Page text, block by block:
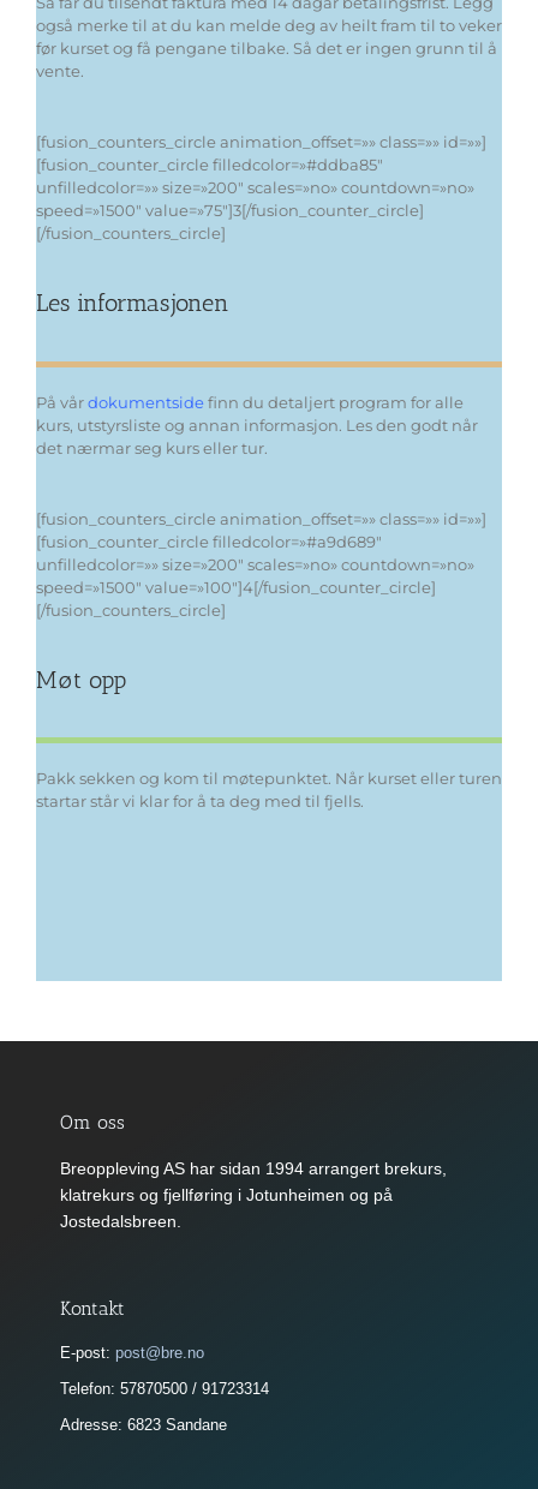
også merke til at du kan melde deg av heilt fram til to veker
før kurset og få pengane tilbake. Så det er ingen grunn til å
vente.
[fusion_counters_circle animation_offset=»» class=»» id=»»]
[fusion_counter_circle filledcolor=»#ddba85″
unfilledcolor=»» size=»200″ scales=»no» countdown=»no»
speed=»1500″ value=»75″]3[/fusion_counter_circle]
[/fusion_counters_circle]
Les informasjonen
På vårdokumentsidefinn du detaljert program for alle
kurs, utstyrsliste og annan informasjon. Les den godt når
det nærmar seg kurs eller tur.
[fusion_counters_circle animation_offset=»» class=»» id=»»]
[fusion_counter_circle filledcolor=»#a9d689″
unfilledcolor=»» size=»200″ scales=»no» countdown=»no»
speed=»1500″ value=»100″]4[/fusion_counter_circle]
[/fusion_counters_circle]
Møt opp
Pakk sekken og kom til møtepunktet. Når kurset eller turen
startar står vi klar for å ta deg med til fjells.
Om oss
Breoppleving AS har sidan 1994 arrangert brekurs,
klatrekurs og fjellføring i Jotunheimen og på
Jostedalsbreen.
Kontakt
E-post: post@bre.no
Telefon: 57870500 / 91723314
Adresse: 6823 Sandane